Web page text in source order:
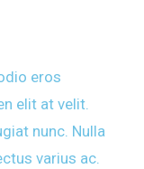
eros
elit at velit.
nunc. Nulla
varius ac.